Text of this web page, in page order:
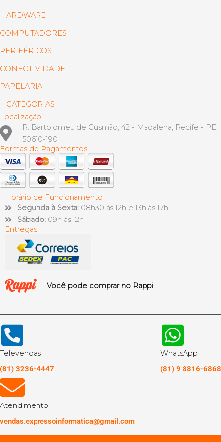
HARDWARE
COMPUTADORES
PERIFÉRICOS
CONECTIVIDADE
PAPELARIA
+ CATEGORIAS
Localização
R. Bartolomeu de Gusmão, 42 - Madalena, Recife - PE,
50610-190
Formas de Pagamentos
Horário de Funcionamento
Segunda à Sexta: 08h30 às 12h e 13h às 17h
Sábado: 09h às 12h
Entregas
Você pode comprar no Rappi
Televendas
(81) 3236-4447
WhatsApp
(81) 9 8816-6868
Atendimento
vendas.expressoinformatica@gmail.com